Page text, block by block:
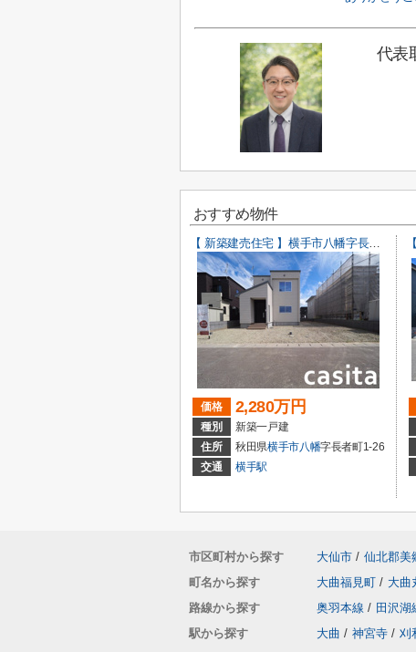
代表
おすすめ物件
【 新築建売住宅 】横手市八幡字長者町No58 横手北小学校区のオール電化 4LDK
価格 2,280万円
種別
新築一戸建
住所
秋田県横手市八幡字長者町1-26
交通
横手駅
市区町村から探す 大仙市 / 仙北郡美
町名から探す
大曲福見町 / 大曲
路線から探す
奥羽本線 / 田沢湖
駅から探す
大曲 / 神宮寺 / 刈